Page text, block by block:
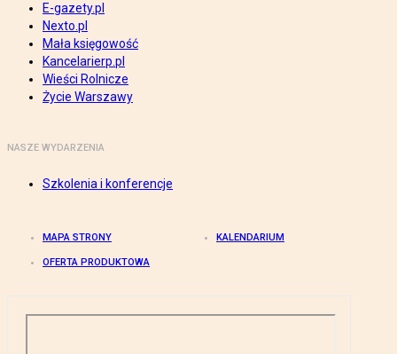
E-gazety.pl
Nexto.pl
Mała księgowość
Kancelarierp.pl
Wieści Rolnicze
Życie Warszawy
NASZE WYDARZENIA
Szkolenia i konferencje
MAPA STRONY KALENDARIUM
OFERTA PRODUKTOWA